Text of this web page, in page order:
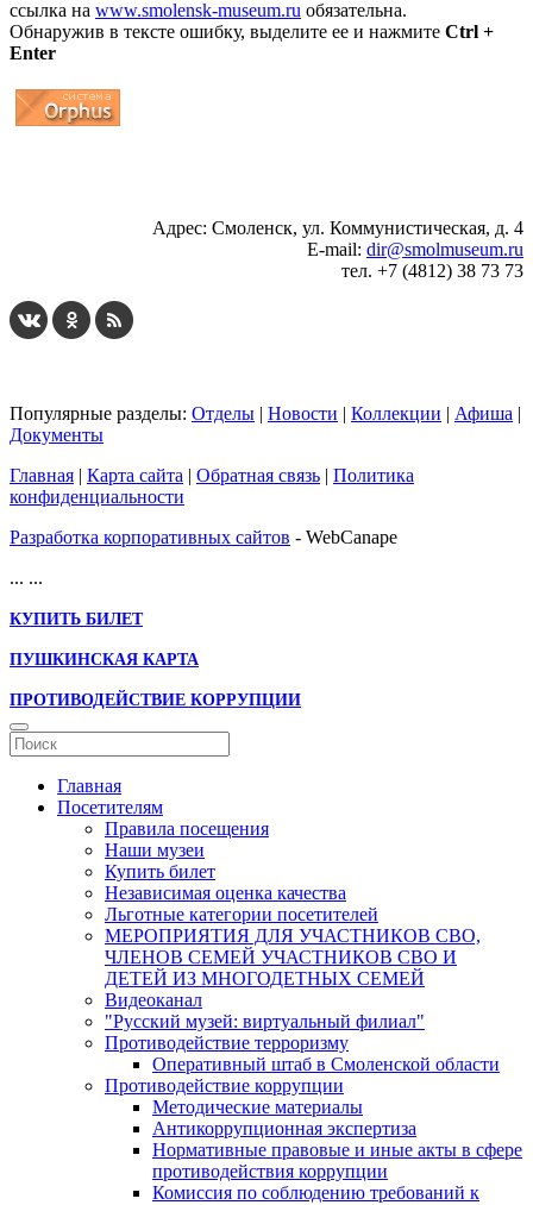
ссылка на www.smolensk-museum.ru обязательна.
Обнаружив в тексте ошибку, выделите ее и нажмите Ctrl +
Enter
Адрес: Смоленск, ул. Коммунистическая, д. 4
E-mail: dir@smolmuseum.ru
тел. +7 (4812) 38 73 73
Популярные разделы: Отделы | Новости | Коллекции | Афиша |
Документы
Главная | Карта сайта | Обратная связь | Политика
конфиденциальности
Разработка корпоративных сайтов - WebCanape
... ...
КУПИТЬ БИЛЕТ
ПУШКИНСКАЯ КАРТА
ПРОТИВОДЕЙСТВИЕ КОРРУПЦИИ
Главная
Посетителям
Правила посещения
Наши музеи
Купить билет
Независимая оценка качества
Льготные категории посетителей
МЕРОПРИЯТИЯ ДЛЯ УЧАСТНИКОВ СВО,
ЧЛЕНОВ СЕМЕЙ УЧАСТНИКОВ СВО И
ДЕТЕЙ ИЗ МНОГОДЕТНЫХ СЕМЕЙ
Видеоканал
"Русский музей: виртуальный филиал"
Противодействие терроризму
Оперативный штаб в Смоленской области
Противодействие коррупции
Методические материалы
Антикоррупционная экспертиза
Нормативные правовые и иные акты в сфере
противодействия коррупции
Комиссия по соблюдению требований к